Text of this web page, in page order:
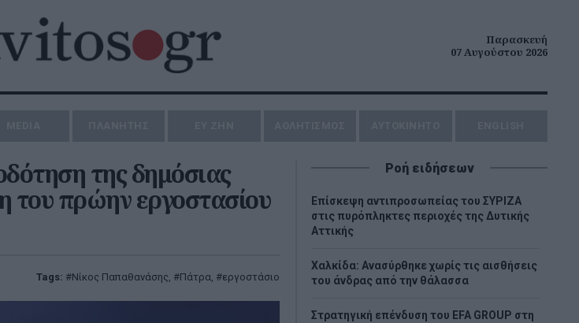
Παρασκευή
07 Αυγούστου 2026
της δημόσιας
του πρώην εργοστασίου
Tags: Νίκος Παπαθανάσης, Πάτρα, εργοστάσιο
Ροή ειδήσεων
Επίσκεψη αντιπροσωπείας του ΣΥΡΙΖΑ
στις πυρόπληκτες περιοχές της Δυτικής
Αττικής
Χαλκίδα: Ανασύρθηκε χωρίς τις αισθήσεις
του άνδρας από την θάλασσα
Στρατηγική επένδυση του EFA GROUP στη